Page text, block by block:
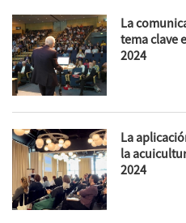
La
tema clave
2024
La
la
2024